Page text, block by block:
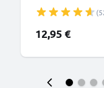
900mAh Ricambi
smartphone
12,95 €